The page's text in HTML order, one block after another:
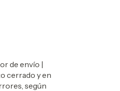
de envío |
cerrado y en
según